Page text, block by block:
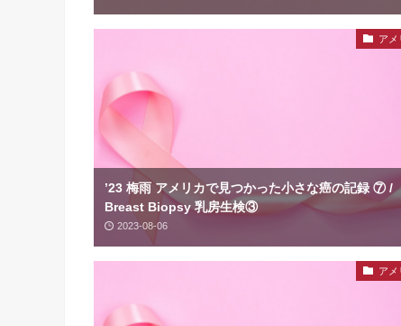
アメ
’23 梅雨 アメリカで見つかった小さな癌の記録 ⑦ /
Breast Biopsy 乳房生検③
2023-08-06
アメ